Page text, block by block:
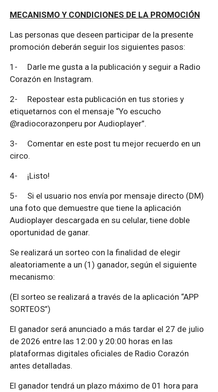
MECANISMO Y CONDICIONES DE LA PROMOCIÓN
Las personas que deseen participar de la presente
promoción deberán seguir los siguientes pasos:
1- Darle me gusta a la publicación y seguir a Radio
Corazón en Instagram.
2- Repostear esta publicación en tus stories y
etiquetarnos con el mensaje “Yo escucho
@radiocorazonperu por Audioplayer”.
3- Comentar en este post tu mejor recuerdo en un
circo.
4- ¡Listo!
5- Si el usuario nos envía por mensaje directo (DM)
una foto que demuestre que tiene la aplicación
Audioplayer descargada en su celular, tiene doble
oportunidad de ganar.
Se realizará un sorteo con la finalidad de elegir
aleatoriamente a un (1) ganador, según el siguiente
mecanismo:
(El sorteo se realizará a través de la aplicación “APP
SORTEOS”)
El ganador será anunciado a más tardar el 27 de julio
de 2026 entre las 12:00 y 20:00 horas en las
plataformas digitales oficiales de Radio Corazón
antes detalladas.
El ganador tendrá un plazo máximo de 01 hora para